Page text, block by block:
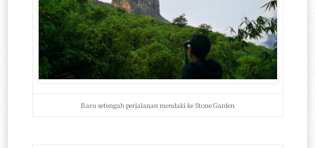
Baru setengah perjalanan mendaki ke Stone Garden